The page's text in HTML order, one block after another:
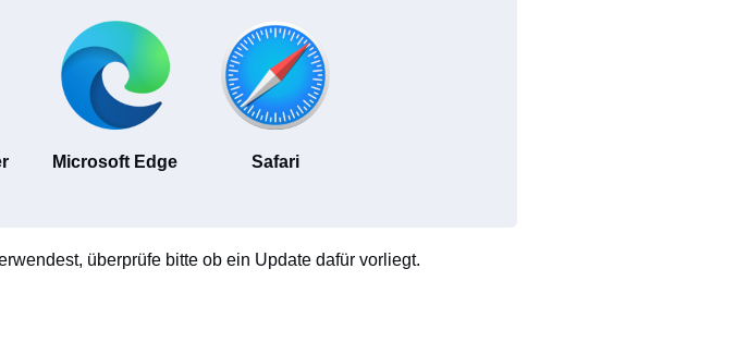
Microsoft Edge Safari
überprüfe bitte ob ein Update dafür vorliegt.